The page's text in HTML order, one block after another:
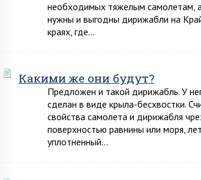
необходимых тяжелым самолетам,
нужны и выгодны дирижабли на
краях, где…
Какими же они будут?
Предложен и такой дирижабль. У
сделан в виде крыла-бесхвостки.
свойства самолета и дирижабля
поверхностью равнины или моря,
уплотненный…